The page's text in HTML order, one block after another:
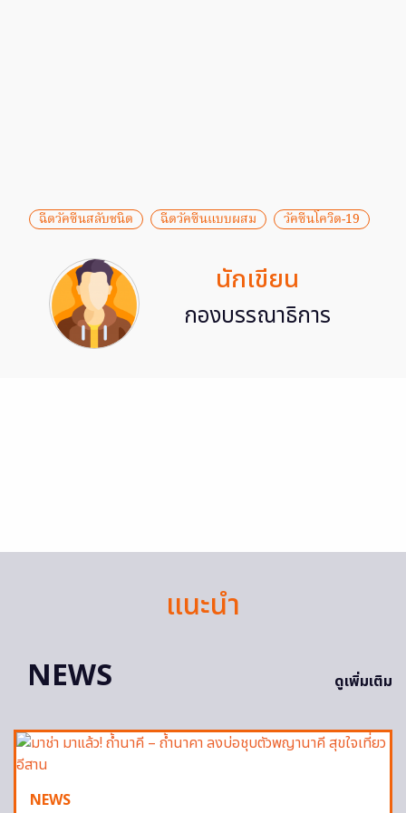
ฉีดวัคซีนสลับชนิด ฉีดวัคซีนแบบผสม วัคซีนโควิด-19
นักเขียน
กองบรรณาธิการ
แนะนำ
NEWS
ดูเพิ่มเติม
NEWS